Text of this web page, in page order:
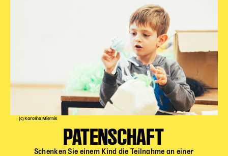
PATENSCHAFT
Schenken Sie einem Kind die Teilnahme an einer
(c) Karolina Miernik